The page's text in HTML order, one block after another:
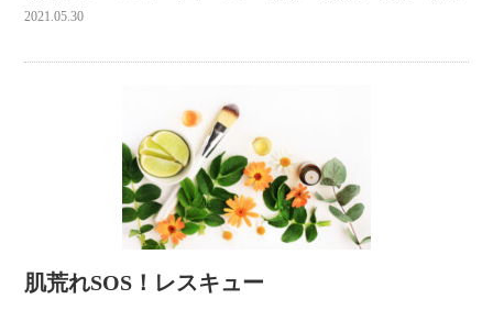
2021.05.30
肌荒れSOS！レスキュー